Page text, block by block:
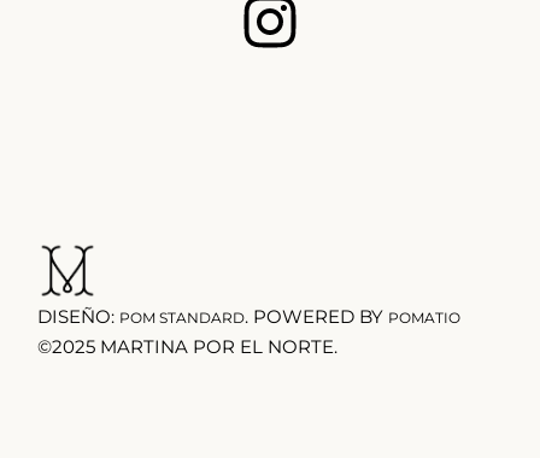
DISEÑO: POM STANDARD. POWERED BY POMATIO
©2025 MARTINA POR EL NORTE.